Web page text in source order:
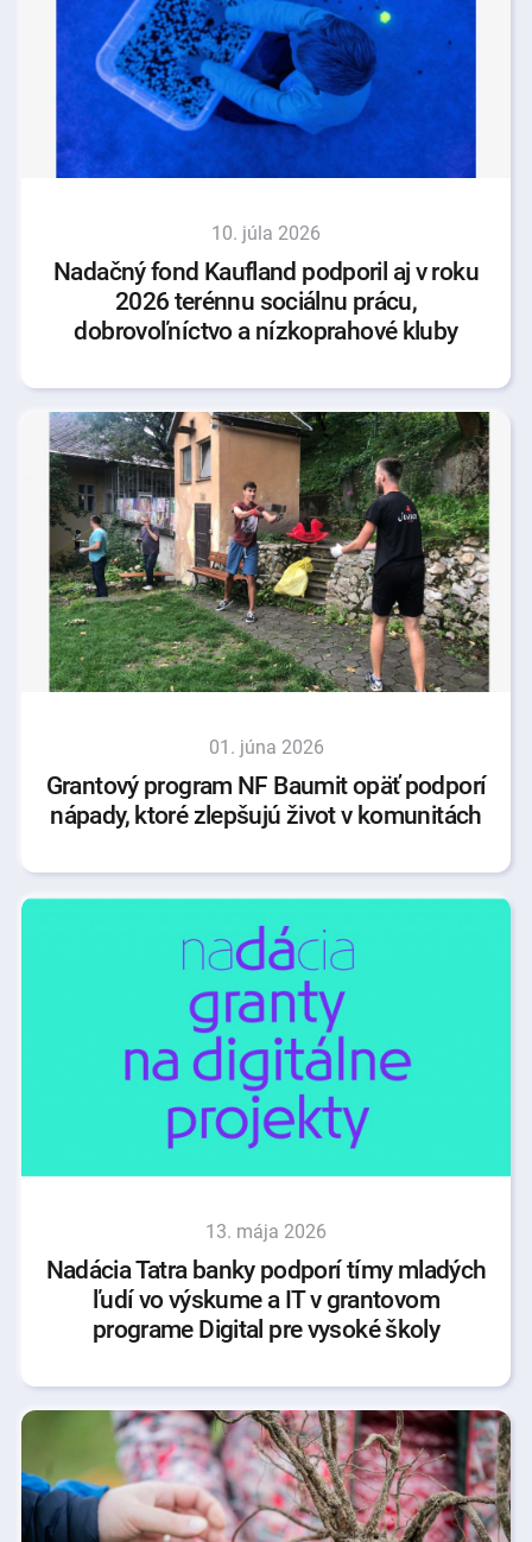
10. júla 2026
Nadačný fond Kaufland podporil aj v roku
2026 terénnu sociálnu prácu,
dobrovoľníctvo a nízkoprahové kluby
01. júna 2026
Grantový program NF Baumit opäť podporí
nápady, ktoré zlepšujú život v komunitách
13. mája 2026
Nadácia Tatra banky podporí tímy mladých
ľudí vo výskume a IT v grantovom
programe Digital pre vysoké školy